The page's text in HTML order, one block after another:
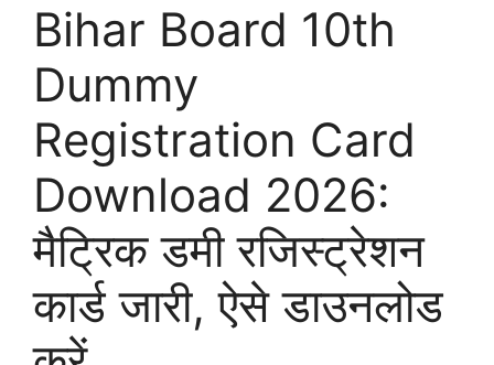
Bihar Board 10th
Dummy
Registration Card
Download 2026:
मैट्रिक डमी रजिस्ट्रेशन
कार्ड जारी, ऐसे डाउनलोड